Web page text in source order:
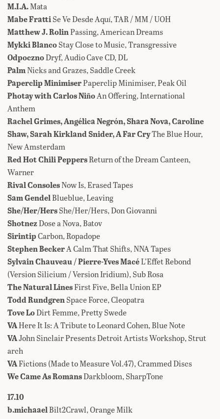
M.I.A.Mata
Mabe FrattiSe Ve Desde Aquí, TAR / MM / UOH
Matthew J. RolinPassing, American Dreams
Mykki BlancoStay Close to Music, Transgressive
OdpocznoDryf, Audio Cave CD, DL
PalmNicks and Grazes, Saddle Creek
Paperclip MinimiserPaperclip Minimiser, Peak Oil
Photay with Carlos NiñoAn Offering, International
Anthem
Rachel Grimes, Angélica Negrón, Shara Nova, Caroline
Shaw, Sarah Kirkland Snider, A Far CryThe Blue Hour,
New Amsterdam
Red Hot Chili PeppersReturn of the Dream Canteen,
Warner
Rival ConsolesNow Is, Erased Tapes
Sam GendelBlueblue, Leaving
She/Her/HersShe/Her/Hers, Don Giovanni
ShotnezDose a Nova, Batov
SirintipCarbon, Ropadope
Stephen BeckerA Calm That Shifts, NNA Tapes
Sylvain Chauveau / Pierre-Yves MacéL’Effet Rebond
(Version Silicium / Version Iridium), Sub Rosa
The Natural LinesFirst Five, Bella Union EP
Todd RundgrenSpace Force, Cleopatra
Tove LoDirt Femme, Pretty Swede
VAHere It Is: A Tribute to Leonard Cohen, Blue Note
VAJohn Sinclair Presents Detroit Artists Workshop, Strut
arch
VAFictions (Made to Measure Vol​.​47), Crammed Discs
We Came As RomansDarkbloom, SharpTone
17.10
b.michaaelBilt2Crawl, Orange Milk